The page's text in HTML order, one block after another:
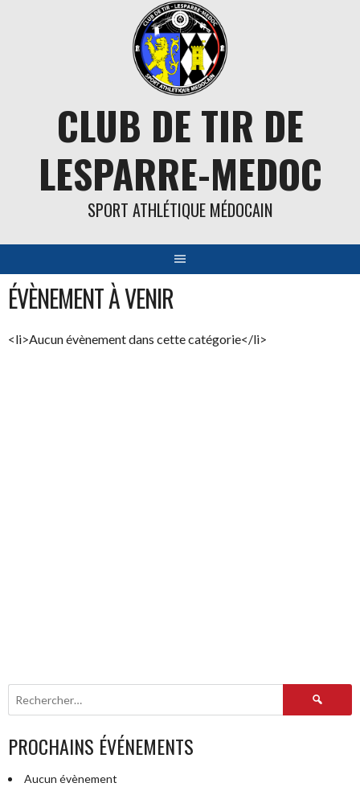
CLUB DE TIR DE
LESPARRE-MEDOC
SPORT ATHLÉTIQUE MÉDOCAIN
ÉVÈNEMENT À VENIR
<li>Aucun évènement dans cette catégorie</li>
Rechercher :
PROCHAINS ÉVÉNEMENTS
Aucun évènement